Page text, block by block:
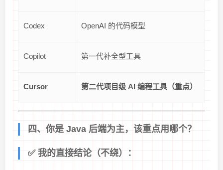
Codex OpenAI 的代码模型
Copilot 第一代补全型工具
Cursor 第二代项目级 AI 编程工具（重点）
四、你是 Java 后端为主，该重点用哪个？
✅ 我的直接结论（不绕）：